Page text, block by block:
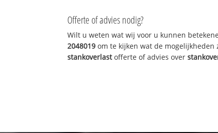
Offerte of advies nodig?
Wilt u weten wat wij voor u kunnen
2048019 om te kijken wat de mogelijkheden
stankoverlastofferte of advies over